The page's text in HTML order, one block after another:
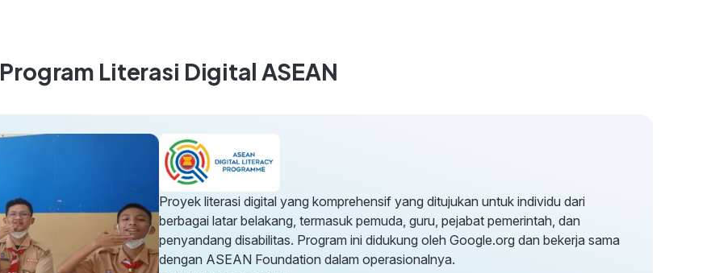
Program Literasi Digital ASEAN
Proyek literasi digital yang komprehensif yang ditujukan untuk individu dari
berbagai latar belakang, termasuk pemuda, guru, pejabat pemerintah, dan
penyandang disabilitas. Program ini didukung oleh Google.org dan bekerja sama
dengan ASEAN Foundation dalam operasionalnya.